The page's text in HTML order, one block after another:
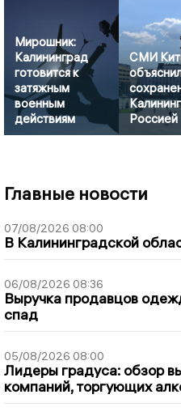
Мирошник:
Калининград
готовится к
затяжным
военным
действиям
СМИ
Россией
Главные новости
07/08/2026 08:00
В Калининградской
06/08/2026 08:36
Выручка продавцов
спад
05/08/2026 08:00
Лидеры градуса: обзор
компаний, торгующих